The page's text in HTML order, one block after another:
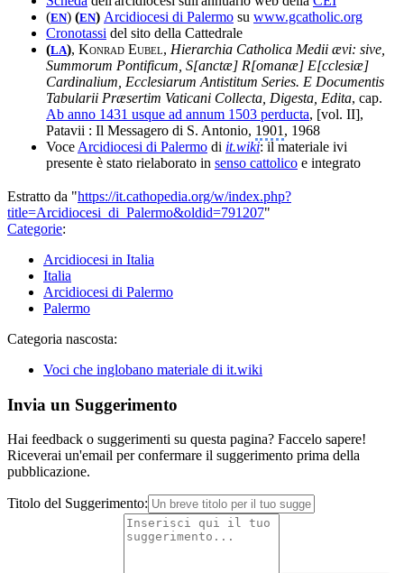
(EN) (EN) Arcidiocesi di Palermo su www.gcatholic.org
Cronotassi del sito della Cattedrale
(LA), Konrad Eubel, Hierarchia Catholica Medii ævi: sive,
Summorum Pontificum, S[anctæ] R[omanæ] E[cclesiæ]
Cardinalium, Ecclesiarum Antistitum Series. E Documentis
Tabularii Præsertim Vaticani Collecta, Digesta, Edita, cap.
Ab anno 1431 usque ad annum 1503 perducta, [vol. II],
Patavii : Il Messagero di S. Antonio, 1901 , 1968
Voce Arcidiocesi di Palermo di it.wiki: il materiale ivi
presente è stato rielaborato in senso cattolico e integrato
Estratto da "https://it.cathopedia.org/w/index.php?
title=Arcidiocesi_di_Palermo&oldid=791207"
Categorie:
Arcidiocesi in Italia
Italia
Arcidiocesi di Palermo
Palermo
Categoria nascosta:
Voci che inglobano materiale di it.wiki
Invia un Suggerimento
Hai feedback o suggerimenti su questa pagina? Faccelo sapere!
Riceverai un'email per confermare il suggerimento prima della
pubblicazione.
Titolo del Suggerimento: